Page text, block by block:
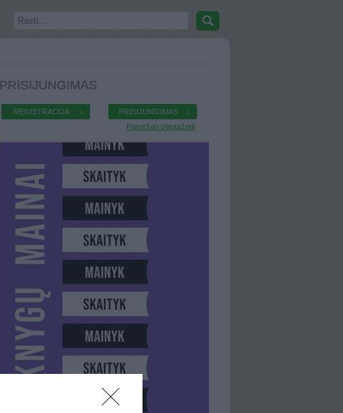
PRISIJUNGIMAS
REGISTRACIJA
PRISIJUNGIMAS
Pamiršau slaptažodį